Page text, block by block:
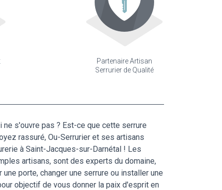
Partenaire Artisan
Serrurier de Qualité
s'ouvre pas ? Est-ce que cette serrure
rassuré, Ou-Serrurier et ses artisans
à Saint-Jacques-sur-Darnétal ! Les
artisans, sont des experts du domaine,
porte, changer une serrure ou installer une
objectif de vous donner la paix d'esprit en